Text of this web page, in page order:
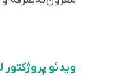
ویدئو پروژکتور